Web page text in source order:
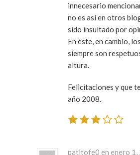
innecesario
no es así en otros
sido insultado por
En éste, en cambio,
siempre son
altura.
Felicitaciones y que
año 2008.